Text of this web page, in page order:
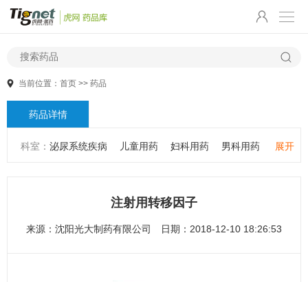
当前位置： 首页 >> 药品
药品详情
展开
科室： 泌尿系统疾病 儿童用药 妇科用药 男科用药
心血管系统疾病 精神心理疾病
注射用转移因子
来源： 沈阳光大制药有限公司 日期：2018-12-10 18:26:53